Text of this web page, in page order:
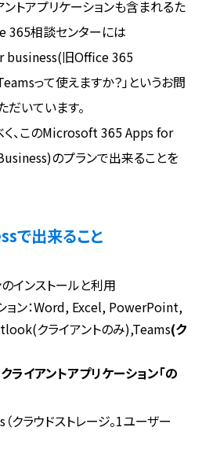
トアプリケーションも含まれるた
365相談センターには
business(旧Office 365
って使えますか？」というお問
いています。
く、このMicrosoft 365 Apps for
のプランで出来ることを
で出来ること
インストールと利用
ョン：Word, Excel, PowerPoint,
クライアントのみ),Teams(ク
ライアントアプリケーション「の
ラウドストレージ。1ユーザー